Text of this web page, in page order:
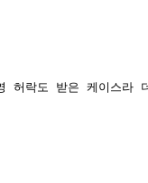
허락도 받은 케이스라